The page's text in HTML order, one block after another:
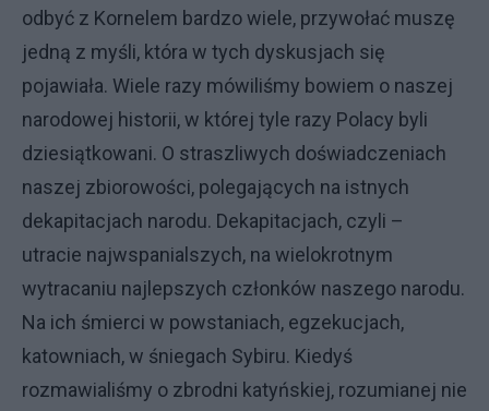
odbyć z Kornelem bardzo wiele, przywołać muszę
jedną z myśli, która w tych dyskusjach się
pojawiała. Wiele razy mówiliśmy bowiem o naszej
narodowej historii, w której tyle razy Polacy byli
dziesiątkowani. O straszliwych doświadczeniach
naszej zbiorowości, polegających na istnych
dekapitacjach narodu. Dekapitacjach, czyli –
utracie najwspanialszych, na wielokrotnym
wytracaniu najlepszych członków naszego narodu.
Na ich śmierci w powstaniach, egzekucjach,
katowniach, w śniegach Sybiru. Kiedyś
rozmawialiśmy o zbrodni katyńskiej, rozumianej nie